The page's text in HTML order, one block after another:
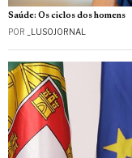
Saúde: Os ciclos dos homens
POR _LUSOJORNAL